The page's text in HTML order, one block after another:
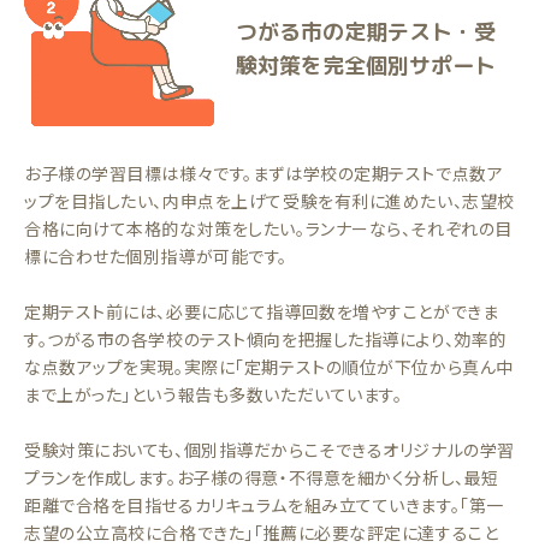
つがる市の定期テスト・受
験対策を完全個別サポート
お子様の学習目標は様々です。まずは学校の定期テストで点数ア
ップを目指したい、内申点を上げて受験を有利に進めたい、志望校
合格に向けて本格的な対策をしたい。ランナーなら、それぞれの目
標に合わせた個別指導が可能です。
定期テスト前には、必要に応じて指導回数を増やすことができま
す。つがる市の各学校のテスト傾向を把握した指導により、効率的
な点数アップを実現。実際に「定期テストの順位が下位から真ん中
まで上がった」という報告も多数いただいています。
受験対策においても、個別指導だからこそできるオリジナルの学習
プランを作成します。お子様の得意・不得意を細かく分析し、最短
距離で合格を目指せるカリキュラムを組み立てていきます。「第一
志望の公立高校に合格できた」「推薦に必要な評定に達すること